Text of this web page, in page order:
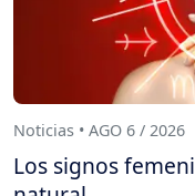
Noticias • AGO 6 / 2026
Los signos